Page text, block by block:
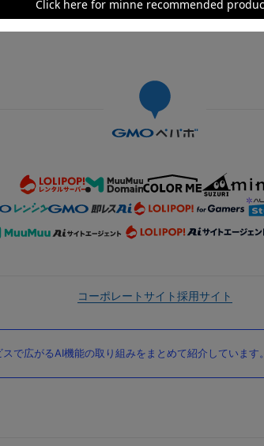
コーポレートサイト採用サイト
で広がるAI機能の取り組みをまとめて紹介しています。